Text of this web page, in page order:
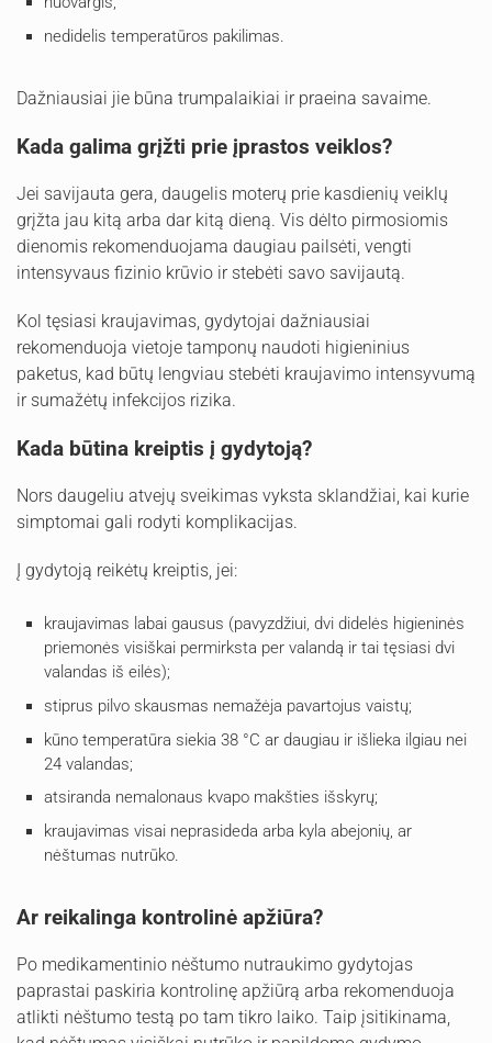
nedidelis temperatūros pakilimas.
Dažniausiai jie būna trumpalaikiai ir praeina savaime.
Kada galima grįžti prie įprastos veiklos?
Jei savijauta gera, daugelis moterų prie kasdienių veiklų
grįžta jau kitą arba dar kitą dieną. Vis dėlto pirmosiomis
dienomis rekomenduojama daugiau pailsėti, vengti
intensyvaus fizinio krūvio ir stebėti savo savijautą.
Kol tęsiasi kraujavimas, gydytojai dažniausiai
rekomenduoja vietoje tamponų naudoti higieninius
paketus, kad būtų lengviau stebėti kraujavimo intensyvumą
ir sumažėtų infekcijos rizika.
Kada būtina kreiptis į gydytoją?
Nors daugeliu atvejų sveikimas vyksta sklandžiai, kai kurie
simptomai gali rodyti komplikacijas.
Į gydytoją reikėtų kreiptis, jei:
kraujavimas labai gausus (pavyzdžiui, dvi didelės higieninės
priemonės visiškai permirksta per valandą ir tai tęsiasi dvi
valandas iš eilės);
stiprus pilvo skausmas nemažėja pavartojus vaistų;
kūno temperatūra siekia 38 °C ar daugiau ir išlieka ilgiau nei
24 valandas;
atsiranda nemalonaus kvapo makšties išskyrų;
kraujavimas visai neprasideda arba kyla abejonių, ar
nėštumas nutrūko.
Ar reikalinga kontrolinė apžiūra?
Po medikamentinio nėštumo nutraukimo gydytojas
paprastai paskiria kontrolinę apžiūrą arba rekomenduoja
atlikti nėštumo testą po tam tikro laiko. Taip įsitikinama,